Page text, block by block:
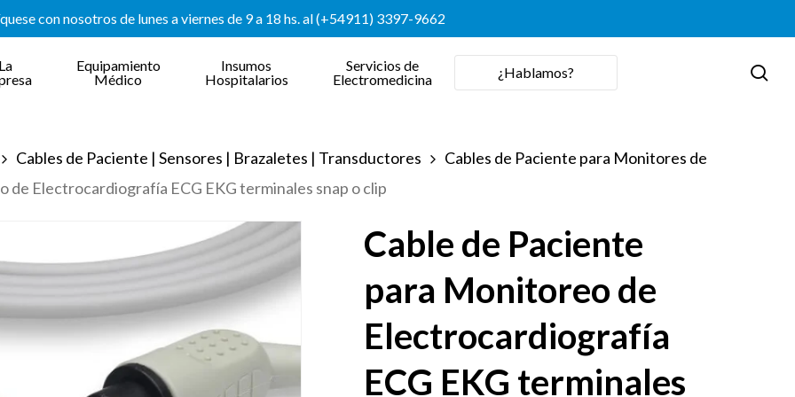
con nosotros de lunes a viernes de 9 a 18 hs. al (+54911) 3397-9662
La
Equipamiento
Médico
Insumos
Hospitalarios
Servicios de
Electromedicina
¿Hablamos?
Cables de Paciente | Sensores | Brazaletes | Transductores
Cables de Paciente para Monitores de
de Electrocardiografía ECG EKG terminales snap o clip
Cable de Paciente
para Monitoreo de
Electrocardiografía
ECG EKG terminales